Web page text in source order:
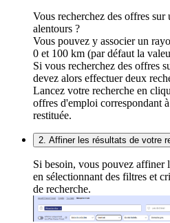
Vous recherchez des offres sur
alentours ?
Vous pouvez y associer un
0 et 100 km (par défaut la
Si vous recherchez des offres
devez alors effectuer deux
Lancez votre recherche en
offres d'emploi correspondant
restituée.
2. Affiner les résultats de votre
Si besoin, vous pouvez affiner
en sélectionnant des filtres et
de recherche.